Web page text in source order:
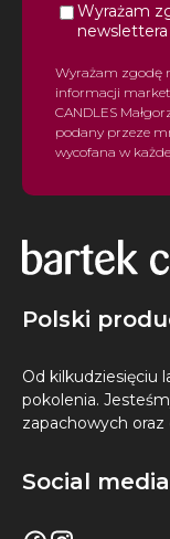
Wyrażam
newslettera
Wyrażam zgodę
informacji
CANDLES
podany przeze
wycofana w
Polski
Od kilkudziesięciu
pokolenia.
zapachowych
Social media